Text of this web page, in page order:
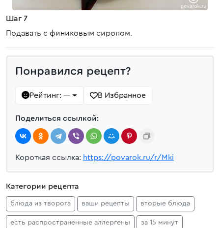
Шаг 7
Подавать с финиковым сиропом.
Понравился рецепт?
Рейтинг: — В Избранное
Поделиться ссылкой:
Короткая ссылка: https://povarok.ru/r/Mki
Категории рецепта
блюда из творога ваши рецепты вторые блюда
есть распространенные аллергены за 15 минут